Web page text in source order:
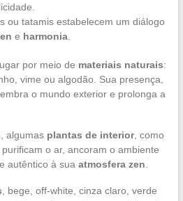
ou tatamis estabelecem um diálogo
e harmonia.
por meio de materiais naturais:
vime ou algodão. Sua presença,
o mundo exterior e prolonga a
algumas plantas de interior, como
o ar, ancoram o ambiente
autêntico à sua atmosfera zen
, bege, off-white, cinza claro, verde